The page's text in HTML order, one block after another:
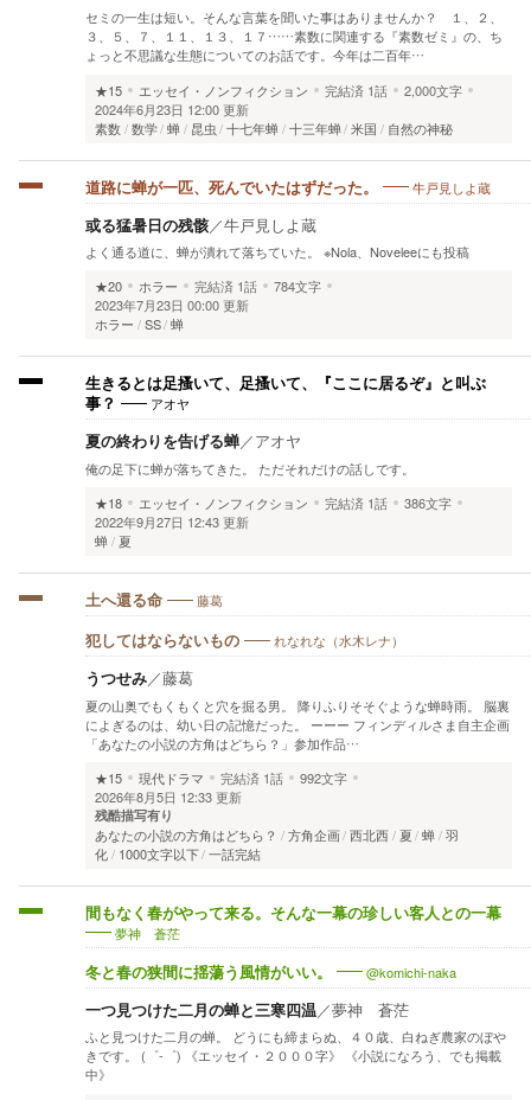
セミの一生は短い。そんな言葉を聞いた事はありませんか？ １、２、
３、５、７、１１、１３、１７……素数に関連する『素数ゼミ』の、ち
ょっと不思議な生態についてのお話です。今年は二百年…
★15
エッセイ・ノンフィクション 完結済 1話
2,000文字
2024年6月23日 12:00 更新
素数 数学 蝉 昆虫 十七年蝉 十三年蝉 米国 自然の神秘
道路に蝉が一匹、死んでいたはずだった。 牛戸見しよ蔵
或る猛暑日の残骸／牛戸見しよ蔵
よく通る道に、蝉が潰れて落ちていた。 ※Nola、Noveleeにも投稿
★20
ホラー 完結済 1話
784文字
2023年7月23日 00:00 更新
ホラー
SS 蝉
生きるとは足搔いて、足搔いて、『ここに居るぞ』と叫ぶ
事？
アオヤ
夏の終わりを告げる蝉／アオヤ
俺の足下に蝉が落ちてきた。 ただそれだけの話しです。
★18
エッセイ・ノンフィクション 完結済 1話
386文字
2022年9月27日 12:43 更新
蝉 夏
土へ還る命 藤葛
犯してはならないもの れなれな（水木レナ）
うつせみ／藤葛
夏の山奥でもくもくと穴を掘る男。 降りふりそそぐような蝉時雨。 脳裏
によぎるのは、幼い日の記憶だった。 ーーー フィンディルさま自主企画
「あなたの小説の方角はどちら？」参加作品…
★15
現代ドラマ 完結済 1話
992文字
2026年8月5日 12:33 更新
残酷描写有り
あなたの小説の方角はどちら？ 方角企画 西北西 夏 蝉 羽
化
1000文字以下 一話完結
間もなく春がやって来る。そんな一幕の珍しい客人との一幕
夢神 蒼茫
冬と春の狭間に揺蕩う風情がいい。 @komichi-naka
一つ見つけた二月の蝉と三寒四温／夢神 蒼茫
ふと見つけた二月の蝉。 どうにも締まらぬ、４０歳、白ねぎ農家のぼや
きです。 (゜-゜) 《エッセイ・２０００字》 《小説になろう、でも掲載
中》